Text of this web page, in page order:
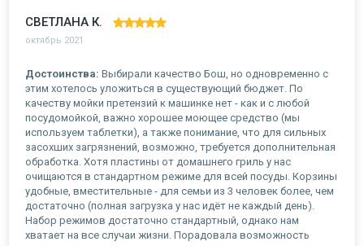
СВЕТЛАНА К.
октябрь 2021
Достоинства: Выбирали качество Бош, но одновременно с
этим хотелось уложиться в существующий бюджет. По
качеству мойки претензий к машинке нет - как и с любой
посудомойкой, важно хорошее моющее средство (мы
используем таблетки), а также понимание, что для сильных
засохших загрязнений, возможно, требуется дополнительная
обработка. Хотя пластины от домашнего гриль у нас
очищаются в стандартном режиме для всей посуды. Корзины
удобные, вместительные - для семьи из 3 человек более, чем
достаточно (полная загрузка у нас идёт не каждый день).
Набор режимов достаточно стандартный, однако нам
хватает на все случаи жизни. Порадовала возможность